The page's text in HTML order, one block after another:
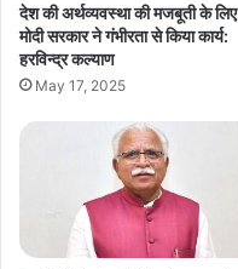
देश की अर्थव्यवस्था की मजबूती के लिए
मोदी सरकार ने गंभीरता से किया कार्य:
हरविन्द्र कल्याण
May 17, 2025